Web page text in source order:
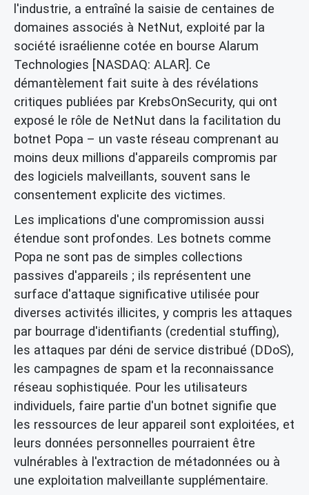
l'industrie, a entraîné la saisie de centaines de
domaines associés à NetNut, exploité par la
société israélienne cotée en bourse Alarum
Technologies [NASDAQ: ALAR]. Ce
démantèlement fait suite à des révélations
critiques publiées par KrebsOnSecurity, qui ont
exposé le rôle de NetNut dans la facilitation du
botnet Popa – un vaste réseau comprenant au
moins deux millions d'appareils compromis par
des logiciels malveillants, souvent sans le
consentement explicite des victimes.
Les implications d'une compromission aussi
étendue sont profondes. Les botnets comme
Popa ne sont pas de simples collections
passives d'appareils ; ils représentent une
surface d'attaque significative utilisée pour
diverses activités illicites, y compris les attaques
par bourrage d'identifiants (credential stuffing),
les attaques par déni de service distribué (DDoS),
les campagnes de spam et la reconnaissance
réseau sophistiquée. Pour les utilisateurs
individuels, faire partie d'un botnet signifie que
les ressources de leur appareil sont exploitées, et
leurs données personnelles pourraient être
vulnérables à l'extraction de métadonnées ou à
une exploitation malveillante supplémentaire.